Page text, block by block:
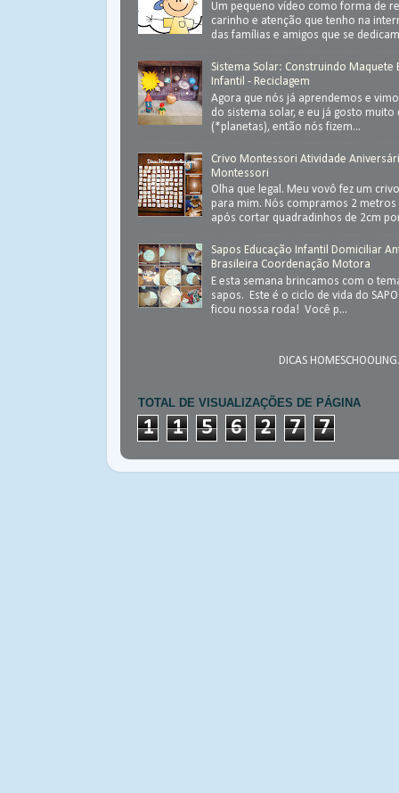
Um pequeno vídeo como forma de
carinho e atenção que tenho na
das famílias e amigos que se
Sistema Solar: Construindo Maquete
Infantil - Reciclagem
Agora que nós já aprendemos e
do sistema solar, e eu já gosto muito
(*planetas), então nós fizem...
Crivo Montessori Atividade
Montessori
Olha que legal. Meu vovô fez um
para mim. Nós compramos 2 metros
após cortar quadradinhos de 2cm
Sapos Educação Infantil Domiciliar
Brasileira Coordenação Motora
E esta semana brincamos com o
sapos. Este é o ciclo de vida do
ficou nossa roda! Você p...
DICAS
TOTAL DE VISUALIZAÇÕES DE PÁGINA
1 1 5 6 2 7 7